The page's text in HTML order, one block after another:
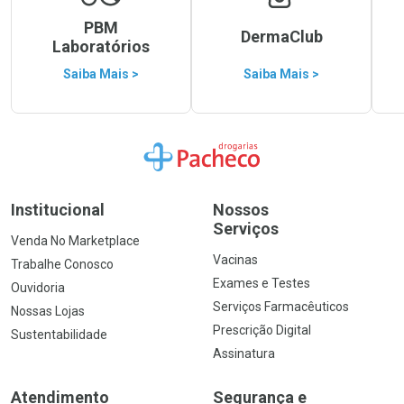
PBM
Laboratórios
Saiba Mais >
DermaClub
Saiba Mais >
Ir para a Home
Institucional
Venda No Marketplace
Trabalhe Conosco
Ouvidoria
Nossas Lojas
Sustentabilidade
Nossos
Serviços
Vacinas
Exames e Testes
Serviços Farmacêuticos
Prescrição Digital
Assinatura
Atendimento Segurança e